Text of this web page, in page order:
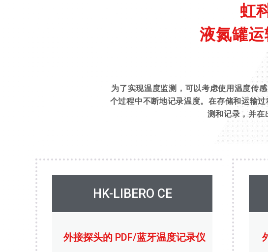
虹
液氮罐
为了实现温度监测，可以考虑使用温度传
个过程中不断地记录温度。在存储和运输
测和记录，并在
HK-LIBERO CE
外接探头的 PDF/蓝牙温度记录仪